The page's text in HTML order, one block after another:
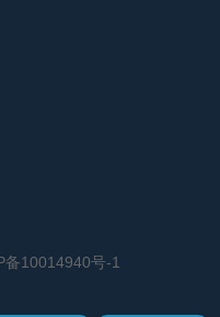
备10014940号-1